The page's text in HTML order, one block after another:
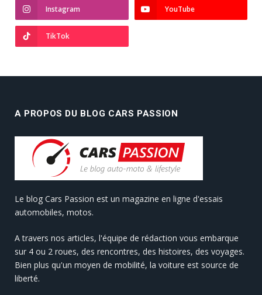
Instagram YouTube
TikTok
A PROPOS DU BLOG CARS PASSION
Le blog Cars Passion est un magazine en ligne d'essais
automobiles, motos.
A travers nos articles, l'équipe de rédaction vous embarque
sur 4 ou 2 roues, des rencontres, des histoires, des voyages.
Bien plus qu'un moyen de mobilité, la voiture est source de
liberté.